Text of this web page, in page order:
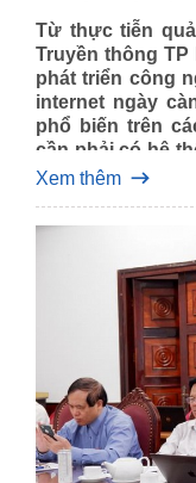
Từ thực tiễn
Truyền thông
phát triển công
internet ngày
phổ biến trên
cần phải có hệ
hơn; áp dụng
Xem thêm